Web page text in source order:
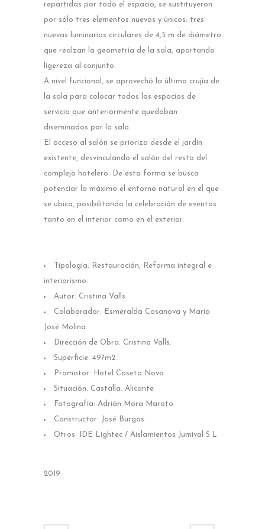
repartidas por todo el espacio, se sustituyeron
por sólo tres elementos nuevos y únicos: tres
nuevas luminarias circulares de 4,5 m de diámetro
que realzan la geometría de la sala, aportando
ligereza al conjunto.
A nivel funcional, se aprovechó la última crujía de
la sala para colocar todos los espacios de
servicio que anteriormente quedaban
diseminados por la sala.
El acceso al salón se prioriza desde el jardín
existente, desvinculando el salón del resto del
complejo hotelero. De esta forma se busca
potenciar la máximo el entorno natural en el que
se ubica, posibilitando la celebración de eventos
tanto en el interior como en el exterior.
Tipología: Restauración, Reforma integral e
interiorismo
Autor: Cristina Valls
Colaborador: Esmeralda Casanova y Maria
José Molina.
Dirección de Obra: Cristina Valls.
Superficie: 497m2
Promotor: Hotel Caseta Nova
Situación: Castalla; Alicante
Fotografía: Adrián Mora Maroto
Constructor: José Burgos.
Otros: IDE Lightec / Aislamientos Jumival S.L
2019